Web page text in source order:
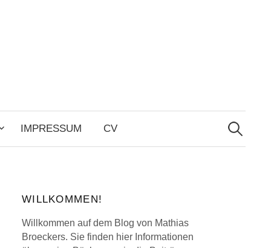
IMPRESSUM CV
Search
for:
WILLKOMMEN!
Willkommen auf dem Blog von Mathias
Broeckers. Sie finden hier Informationen